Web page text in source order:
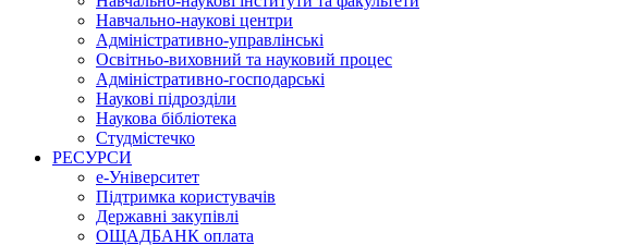
Навчально-наукові центри
Адміністративно-управлінські
Освітньо-виховний та науковий процес
Адміністративно-господарські
Наукові підрозділи
Наукова бібліотека
Студмістечко
РЕСУРСИ
е-Університет
Підтримка користувачів
Державні закупівлі
ОЩАДБАНК оплата